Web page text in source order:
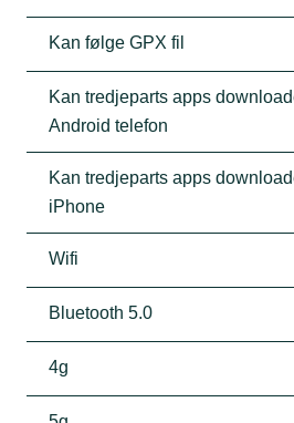
Kan følge GPX fil
Kan tredjeparts apps
Android telefon
Kan tredjeparts apps
iPhone
Wifi
Bluetooth 5.0
4g